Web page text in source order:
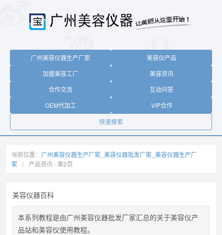
广州美容仪器生产厂家
美容仪产品
加盟美容工厂
美容资讯
合作交流
互动问答
OEM代加工
VIP合作
快速搜索
当前位置： 广州美容仪器生产厂家_美容仪器批发厂家_美容仪器生产厂
家
/ 产品资讯 - 第2页
美容仪器百科
本系列教程是由广州美容仪器批发厂家汇总的关于美容仪产
品站和美容仪使用教程。